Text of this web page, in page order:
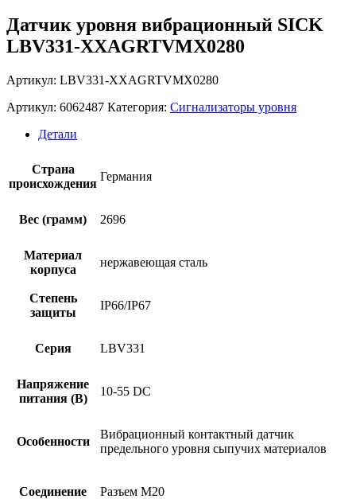
Датчик уровня вибрационный SICK
LBV331-XXAGRTVMX0280
Артикул: LBV331-XXAGRTVMX0280
Артикул: 6062487 Категория: Сигнализаторы уровня
Детали
Страна
происхождения
Германия
Вес (грамм) 2696
Материал
корпуса
нержавеющая сталь
Степень
защиты
IP66/IP67
Серия LBV331
Напряжение
питания (В)
10-55 DC
Особенности
Вибрационный контактный датчик
предельного уровня сыпучих материалов
Соединение Разъем M20